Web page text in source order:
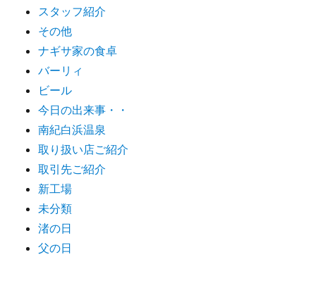
スタッフ紹介
その他
ナギサ家の食卓
バーリィ
ビール
今日の出来事・・
南紀白浜温泉
取り扱い店ご紹介
取引先ご紹介
新工場
未分類
渚の日
父の日